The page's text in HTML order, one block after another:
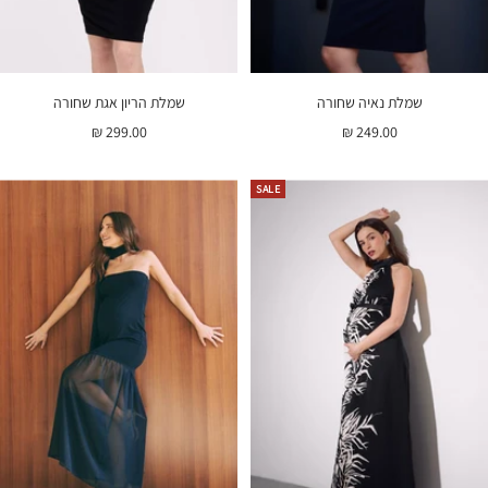
שמלת נאיה שחורה
מחיר
249.00 ₪
שמלת הריון אגת שחורה
מחיר
299.00 ₪
SALE